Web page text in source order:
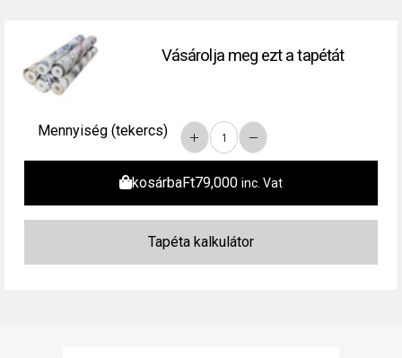
Vásárolja meg ezt a tapétát
Mennyiség (tekercs)
kosárbaFt79,000 inc. Vat